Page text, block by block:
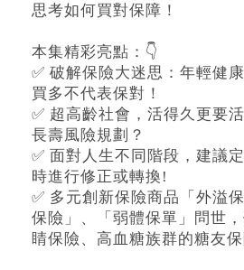
思考如何買對保障！
本集精彩亮點：👇
✅ 破解保險大迷思：年輕健
買多不代表保對！
✅ 超高齡社會，活得久更要
長壽風險規劃？
✅ 面對人生不同階段，建議
時進行修正或轉換!
✅ 多元創新保險商品「外溢
保險」、「弱體保單」問世
睛保險、高血糖族群的糖友